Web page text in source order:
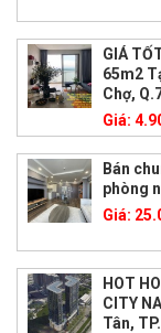
GIÁ
65m2
Chợ,
Giá:
Bán
phòng
Giá:
HOT
CITY
Tân,